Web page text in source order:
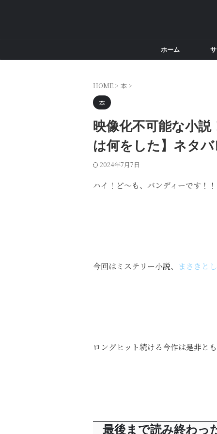
ホーム
HOME > 本 >
本
映像化不可能な小
は何をした】ネタ
2024年7月7日
ハイ！ど～も、バンディーです！！
今回はミステリー小説、 まさきと
ロングヒット続ける今作は是非と
最後まで読み終わっ